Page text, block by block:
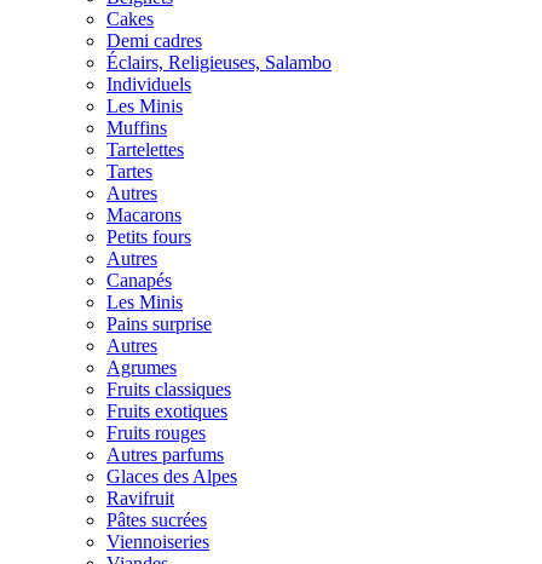
Cakes
Demi cadres
Éclairs, Religieuses, Salambo
Individuels
Les Minis
Muffins
Tartelettes
Tartes
Autres
Macarons
Petits fours
Autres
Canapés
Les Minis
Pains surprise
Autres
Agrumes
Fruits classiques
Fruits exotiques
Fruits rouges
Autres parfums
Glaces des Alpes
Ravifruit
Pâtes sucrées
Viennoiseries